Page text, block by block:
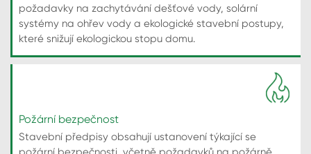
požadavky na zachytávání dešťové vody, solární
systémy na ohřev vody a ekologické stavební postupy,
které snižují ekologickou stopu domu.
Požární bezpečnost
Stavební předpisy obsahují ustanovení týkající se